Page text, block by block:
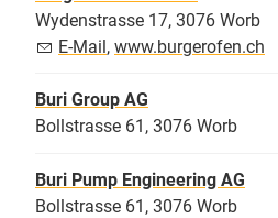
Wydenstrasse 17, 3076 Worb
E-Mail, www.burgerofen.ch
Buri Group AG
Bollstrasse 61, 3076 Worb
Buri Pump Engineering AG
Bollstrasse 61, 3076 Worb